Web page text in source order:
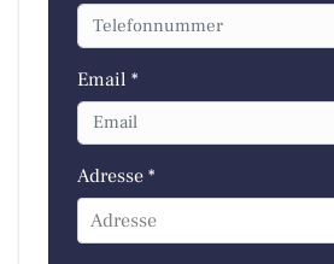
Email *
Adresse *
Adresse